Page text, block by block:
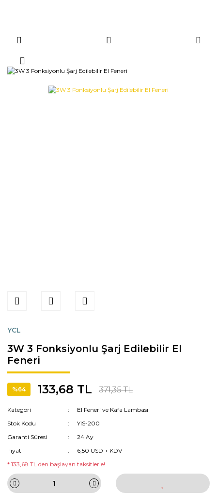
YCL
3W 3 Fonksiyonlu Şarj Edilebilir El
Feneri
%64 133,68 TL 371,35 TL
Kategori
El Feneri ve Kafa Lambası
Stok Kodu
YIS-200
Garanti Süresi
24 Ay
Fiyat
6,50 USD + KDV
* 133,68 TL den başlayan taksitlerle!